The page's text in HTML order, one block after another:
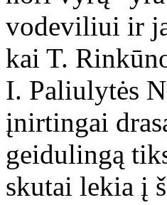
vodeviliui ir
kai T.
I. Paliulytės
įnirtingai
geidulingą
skutai lekia į